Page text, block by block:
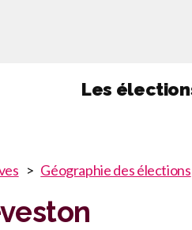
Les
Géographie des élections